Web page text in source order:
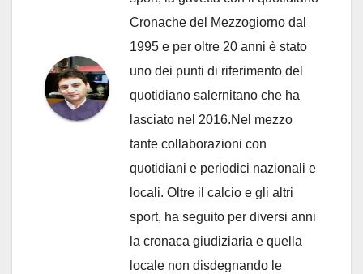
Cronache del Mezzogiorno dal
1995 e per oltre 20 anni è stato
uno dei punti di riferimento del
quotidiano salernitano che ha
lasciato nel 2016.Nel mezzo
tante collaborazioni con
quotidiani e periodici nazionali e
locali. Oltre il calcio e gli altri
sport, ha seguito per diversi anni
la cronaca giudiziaria e quella
locale non disdegnando le